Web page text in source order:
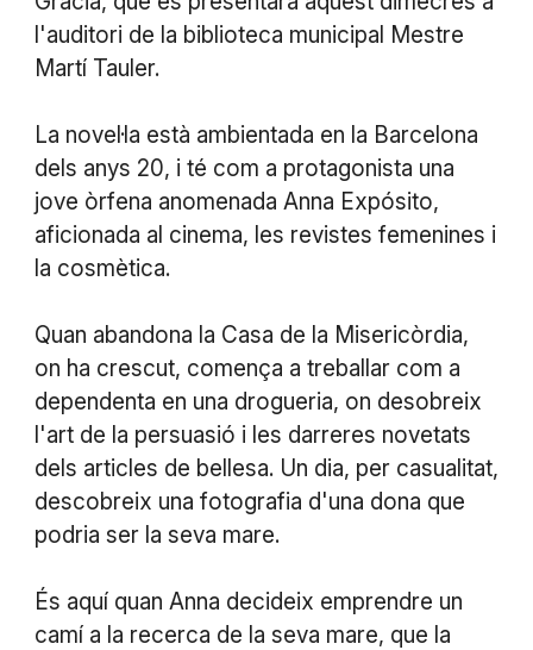
l'auditori de la biblioteca municipal Mestre
Martí Tauler.
La novel·la està ambientada en la Barcelona
dels anys 20, i té com a protagonista una
jove òrfena anomenada Anna Expósito,
aficionada al cinema, les revistes femenines i
la cosmètica.
Quan abandona la Casa de la Misericòrdia,
on ha crescut, comença a treballar com a
dependenta en una drogueria, on desobreix
l'art de la persuasió i les darreres novetats
dels articles de bellesa. Un dia, per casualitat,
descobreix una fotografia d'una dona que
podria ser la seva mare.
És aquí quan Anna decideix emprendre un
camí a la recerca de la seva mare, que la